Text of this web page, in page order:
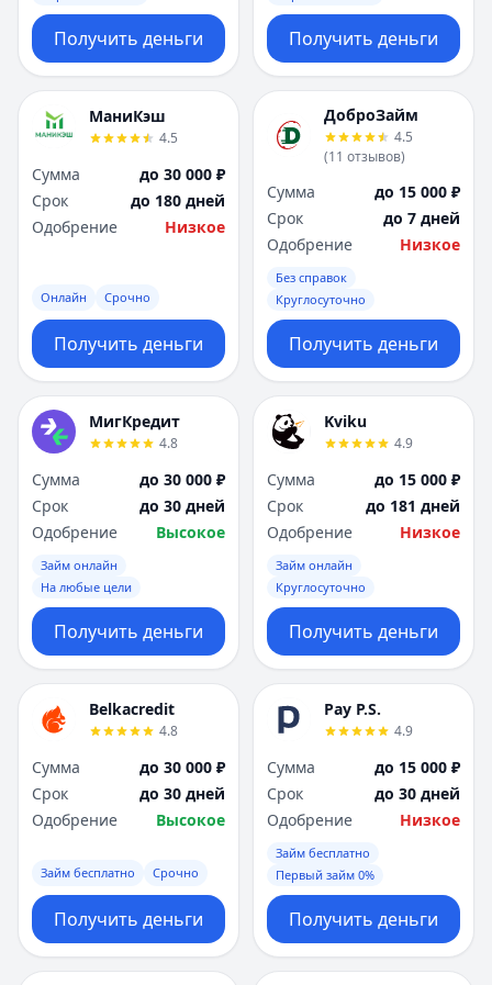
Получить деньги Получить деньги
МаниКэш
4.5
Сумма
до 30 000 ₽
Срок
до 180 дней
Одобрение
Низкое
Онлайн Срочно
Получить деньги
ДоброЗайм
4.5
(11 отзывов)
Сумма
до 15 000 ₽
Срок
до 7 дней
Одобрение
Низкое
Без справок
Круглосуточно
Получить деньги
МигКредит
4.8
Сумма
до 30 000 ₽
Срок
до 30 дней
Одобрение
Высокое
Займ онлайн
На любые цели
Получить деньги
Kviku
4.9
Сумма
до 15 000 ₽
Срок
до 181 дней
Одобрение
Низкое
Займ онлайн
Круглосуточно
Получить деньги
Belkacredit
4.8
Сумма
до 30 000 ₽
Срок
до 30 дней
Одобрение
Высокое
Займ бесплатно Срочно
Получить деньги
Pay P.S.
4.9
Сумма
до 15 000 ₽
Срок
до 30 дней
Одобрение
Низкое
Займ бесплатно
Первый займ 0%
Получить деньги